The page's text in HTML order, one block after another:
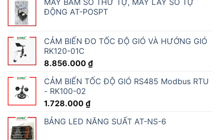
ĐỘNG AT-POSPT
CẢM BIẾN ĐO TỐC ĐỘ GIÓ VÀ HƯỚNG GIÓ
RK120-01C
8.856.000 ₫
CẢM BIẾN TỐC ĐỘ GIÓ RS485 Modbus RTU
- RK100-02
1.728.000 ₫
BẢNG LED NĂNG SUẤT AT-NS-6